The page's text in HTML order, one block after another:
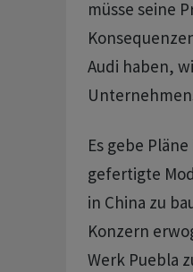
müsse seine
Audi haben,
Es gebe
gefertigte
in China zu
Konzern
Werk Puebla